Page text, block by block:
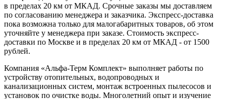
в пределах 20 км от МКАД. Срочные заказы мы доставляем
по согласованию менеджера и заказчика. Экспресс-доставка
пока возможна только для малогабаритных товаров, об этом
уточняйте у менеджера при заказе. Стоимость экспресс-
доставки по Москве и в пределах 20 км от МКАД - от 1500
рублей.
Компания «Альфа-Терм Комплект» выполняет работы по
устройству отопительных, водопроводных и
канализационных систем, монтаж встроенных пылесосов и
установок по очистке воды. Многолетний опыт и изучение